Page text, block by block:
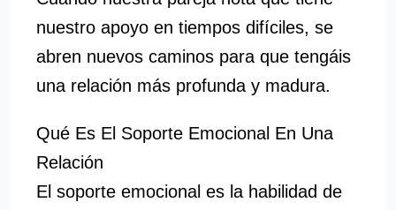
nuestro apoyo en tiempos difíciles, se
abren nuevos caminos para que tengáis
una relación más profunda y madura.
Qué Es El Soporte Emocional En Una
Relación
El soporte emocional es la habilidad de